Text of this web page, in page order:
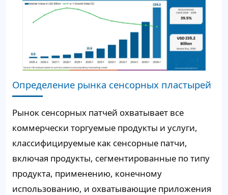
Определение рынка сенсорных пластырей
Рынок сенсорных патчей охватывает все
коммерчески торгуемые продукты и услуги,
классифицируемые как сенсорные патчи,
включая продукты, сегментированные по типу
продукта, применению, конечному
использованию, и охватывающие приложения